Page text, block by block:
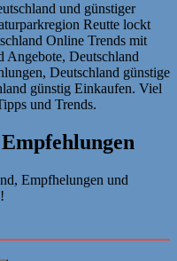
und günstiger
Reutte lockt
Online Trends mit
Angebote, Deutschland
Deutschland günstige
günstig Einkaufen. Viel
und Trends.
Empfhelungen und